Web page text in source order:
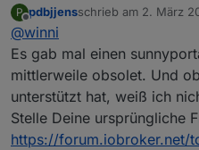
P
Offline
pdbjjensschrieb am 2. März
zuletzt editiert von
@winni
Es gab mal einen
mittlerweile obsolet. Und
unterstützt hat, weiß ich
Stelle Deine ursprüngliche
https://forum.iobroker.net/